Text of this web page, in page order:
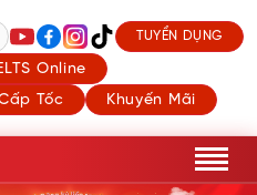
Online
Tốc Khuyến Mãi
TUYỂN DỤNG